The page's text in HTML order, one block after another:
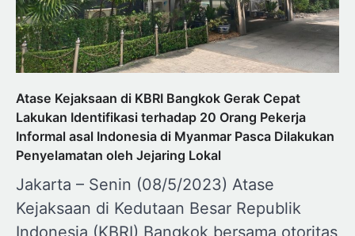
Atase Kejaksaan di KBRI Bangkok Gerak Cepat
Lakukan Identifikasi terhadap 20 Orang Pekerja
Informal asal Indonesia di Myanmar Pasca Dilakukan
Penyelamatan oleh Jejaring Lokal
Jakarta – Senin (08/5/2023) Atase
Kejaksaan di Kedutaan Besar Republik
Indonesia (KBRI) Bangkok bersama otoritas